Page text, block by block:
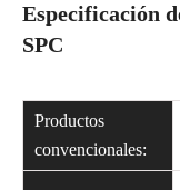
Especificación
SPC
Productos
convencionales: